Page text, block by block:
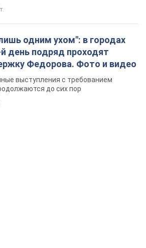
одним ухом": в городах
день подряд проходят
Федорова. Фото и видео
выступления с требованием
до сих пор